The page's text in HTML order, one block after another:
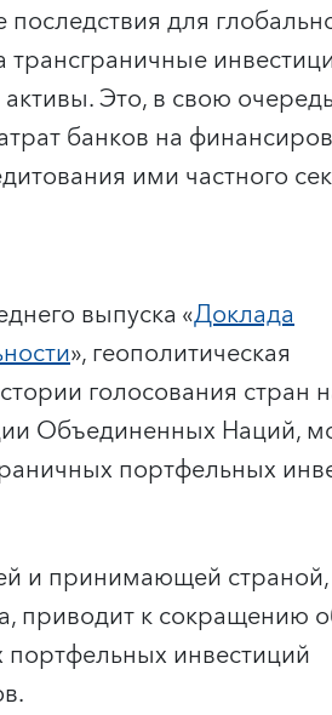
для
Это, в свою
банков на
ими частного
выпуска «Доклада
», геополитическая
голосования стран
Объединенных Наций,
портфельных
и принимающей страной,
приводит к сокращению
инвестиций